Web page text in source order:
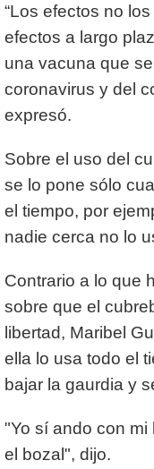
“Los efectos no
efectos a largo
una vacuna que
coronavirus y del
expresó.
Sobre el uso del
se lo pone sólo
el tiempo, por
nadie cerca no lo
Contrario a lo que
sobre que el
libertad, Maribel
ella lo usa todo el
bajar la gaurdia y
"Yo sí ando con
el bozal", dijo.